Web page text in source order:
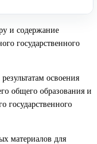
и содержание
государственного
освоения
общего образования и
государственного
материалов для